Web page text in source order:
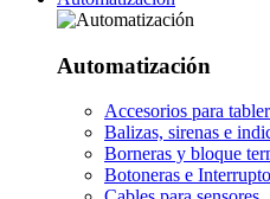
Automatización
Accesorios para
Balizas, sirenas e
Borneras y bloque
Botoneras e